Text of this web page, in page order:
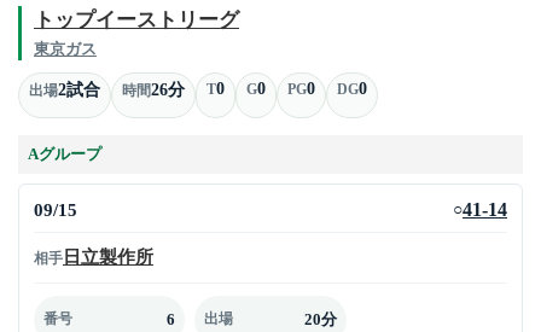
トップイーストリーグ
東京ガス
出場2試合 時間26分 T0 G0 PG0 DG0
Aグループ
09/15 ○41-14
相手 日立製作所
番号 6 出場 20分